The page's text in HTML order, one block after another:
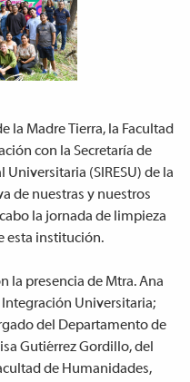
la Madre Tierra, la Facultad
con la Secretaría de
(SIRESU) de la
de nuestras y nuestros
la jornada de limpieza
esta institución.
la presencia de Mtra. Ana
Universitaria;
del Departamento de
Gutiérrez Gordillo, del
de Humanidades,